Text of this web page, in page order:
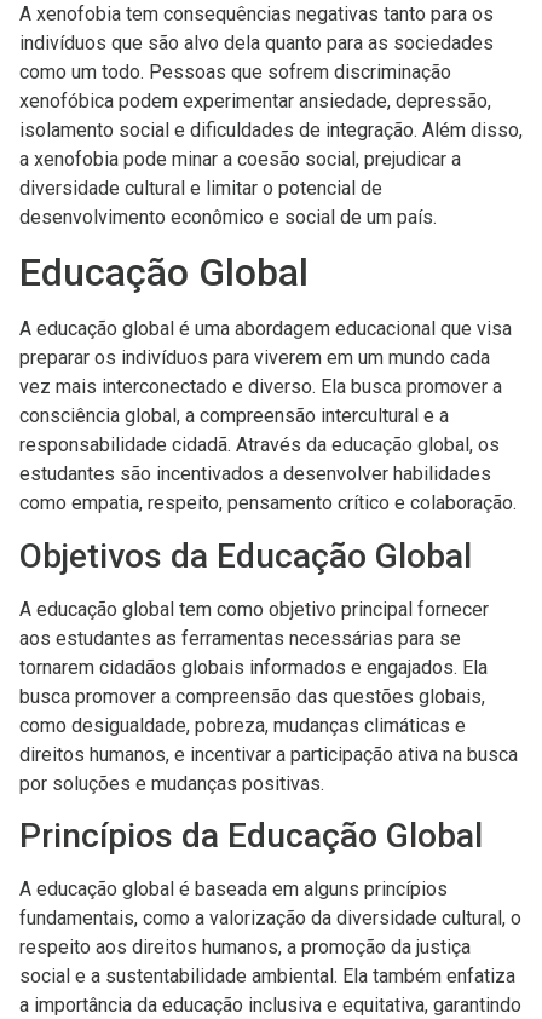
A xenofobia tem consequências negativas tanto para os
indivíduos que são alvo dela quanto para as sociedades
como um todo. Pessoas que sofrem discriminação
xenofóbica podem experimentar ansiedade, depressão,
isolamento social e dificuldades de integração. Além disso,
a xenofobia pode minar a coesão social, prejudicar a
diversidade cultural e limitar o potencial de
desenvolvimento econômico e social de um país.
Educação Global
A educação global é uma abordagem educacional que visa
preparar os indivíduos para viverem em um mundo cada
vez mais interconectado e diverso. Ela busca promover a
consciência global, a compreensão intercultural e a
responsabilidade cidadã. Através da educação global, os
estudantes são incentivados a desenvolver habilidades
como empatia, respeito, pensamento crítico e colaboração.
Objetivos da Educação Global
A educação global tem como objetivo principal fornecer
aos estudantes as ferramentas necessárias para se
tornarem cidadãos globais informados e engajados. Ela
busca promover a compreensão das questões globais,
como desigualdade, pobreza, mudanças climáticas e
direitos humanos, e incentivar a participação ativa na busca
por soluções e mudanças positivas.
Princípios da Educação Global
A educação global é baseada em alguns princípios
fundamentais, como a valorização da diversidade cultural, o
respeito aos direitos humanos, a promoção da justiça
social e a sustentabilidade ambiental. Ela também enfatiza
a importância da educação inclusiva e equitativa, garantindo